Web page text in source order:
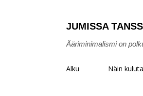
JUMISSA
Ääriminimalismi on
Alku Näin